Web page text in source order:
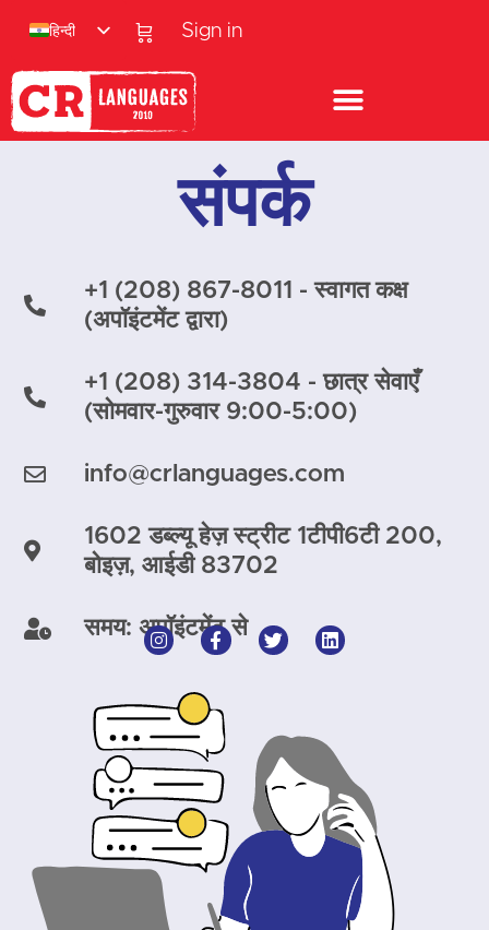
Sign in
हिन्दी
संपर्क
+1 (208) 867-8011 - स्वागत कक्ष
(अपॉइंटमेंट द्वारा)
+1 (208) 314-3804 - छात्र सेवाएँ
(सोमवार-गुरुवार 9:00-5:00)
info@crlanguages.com
1602 डब्ल्यू हेज़ स्ट्रीट 1टीपी6टी 200,
बोइज़, आईडी 83702
समय: अपॉइंटमेंट से